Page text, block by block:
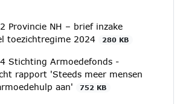
Provincie NH – brief inzake
toezichtregime 2024
280 KB
Stichting Armoedefonds -
rapport 'Steeds meer mensen
aan'
752 KB